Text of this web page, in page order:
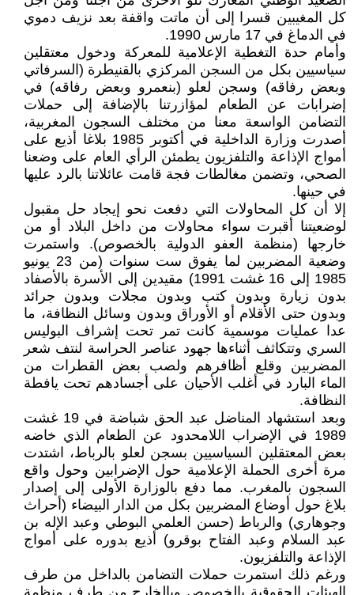
كل المغيبين قسرا إلى أن ماتت واقفة بعد نزيف دموي
في الدماغ في 17 مارس 1990.
وأمام حدة التغطية الإعلامية للمعركة ودخول معتقلين
سياسيين بكل من السجن المركزي بالقنيطرة (السرفاتي
وبعض رفاقه) وسجن لعلو (بنعمرو وبعض رفاقه) في
إضرابات عن الطعام لمؤازرتنا بالإضافة إلى حملات
التضامن الواسعة معنا من مختلف السجون المغربية،
أصدرت وزارة الداخلية في أكتوبر 1985 بلاغا أذيع على
أمواج الإذاعة والتلفزيون يطمئن الرأي العام على وضعنا
الصحي، وتضمن مغالطات فجة قامت عائلاتنا بالرد عليها
في حينها.
إلا أن كل المحاولات التي دفعت نحو إيجاد حل مقبول
لوضعيتنا أقبرت سواء محاولات من داخل البلاد أو من
خارجها (منظمة العفو الدولية بالخصوص). واستمرت
وضعية المضربين لما يفوق ست سنوات (من 23 يونيو
1985 إلى 16 غشت 1991) مقيدين إلى الأسرة بالأصفاد
بدون زيارة وبدون كتب وبدون مجلات وبدون جرائد
وبدون حتى الأقلام أو الأوراق وبدون وسائل النظافة، ما
عدا عمليات موسمية كانت تمر تحت إشراف البوليس
السري وتتكاثف أثناءها جهود عناصر الحراسة لنتف شعر
المضربين وقلع أظافرهم ولصب بعض القطرات من
الماء البارد في أغلب الأحيان على أجسادهم تحت يافطة
النظافة.
وبعد استشهاد المناضل عبد الحق شباضة في 19 غشت
1989 في الإضراب اللامحدود عن الطعام الذي خاضه
بعض المعتقلين السياسيين بسجن لعلو بالرباط، اشتدت
مرة أخرى الحملة الإعلامية حول الإضرابين وحول واقع
السجون بالمغرب. مما دفع بالوزارة الأولى إلى إصدار
بلاغ حول أوضاع المضربين بكل من الدار البيضاء (أحراث
وجوهاري) والرباط (حسن العلمي البوطي وعبد الإله بن
عبد السلام وعبد الفتاح بوقرو) أذيع بدوره على أمواج
الإذاعة والتلفزيون.
ورغم ذلك استمرت حملات التضامن بالداخل من طرف